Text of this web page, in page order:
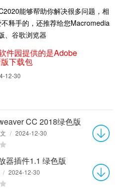
能够帮助你解决很多问题，相
释手的，还推荐给您Macromedia
、谷歌浏览器
件园提供的是Adobe
下载包
12-30
CC 2018绿色版
/ 2024-12-30
器插件1.1 绿色版
/ 2024-12-30